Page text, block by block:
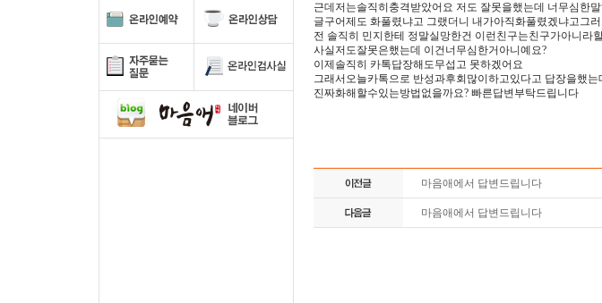
근데저는솔직히충격받았어요 저도 잘못을했는데 너무심한
글구어제도 화풀렸냐고 그랬더니 내가아직화풀렸겠냐고그
전 솔직히 민지한테 정말실망한건 이런친구는친구가아니라
사실저도잘못은했는데 이건너무심한거아니예요?
이제솔직히 카톡답장해도무섭고 못하겠어요
그래서오늘카톡으로 반성과후회많이하고있다고 답장을했
진짜화해할수있는방법없을까요? 빠른답변부탁드립니다
마음애에서 답변드립니다
마음애에서 답변드립니다